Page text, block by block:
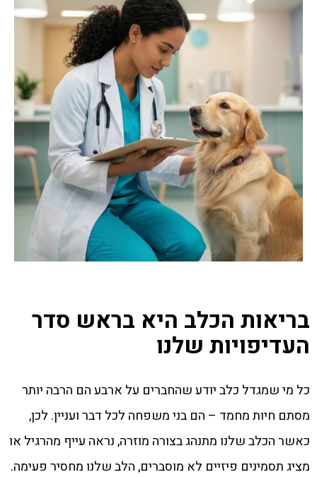
בריאות הכלב היא בראש סדר
העדיפויות שלנו
כל מי שמגדל כלב יודע שהחברים על ארבע הם הרבה יותר
מסתם חיות מחמד – הם בני משפחה לכל דבר ועניין. לכן,
כאשר הכלב שלנו מתנהג בצורה מוזרה, נראה עייף מהרגיל או
מציג תסמינים פיזיים לא מוסברים, הלב שלנו מחסיר פעימה.